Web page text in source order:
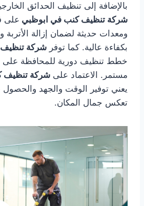
بالإضافة إلى تنظيف الحدائق
شركة تنظيف كنب في ابوظبي على
ومعدات حديثة لضمان إزالة الأتربة
بكفاءة عالية. كما توفر شركة
خطط تنظيف دورية للمحافظة على
مستمر. الاعتماد على شركة تنظيف
يعني توفير الوقت والجهد والحصول
تعكس جمال المكان.